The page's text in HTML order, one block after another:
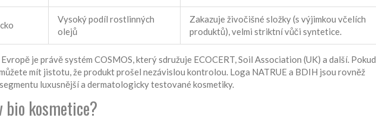
Vysoký podíl rostlinných
olejů
Zakazuje živočišné složky (s výjimkou včelích
produktů), velmi striktní vůči syntetice.
je právě systém COSMOS, který sdružuje ECOCERT, Soil Association (UK) a další. Pokud
mít jistotu, že produkt prošel nezávislou kontrolou. Loga NATRUE a BDIH jsou rovněž
luxusnější a dermatologicky testované kosmetiky.
bio kosmetice?